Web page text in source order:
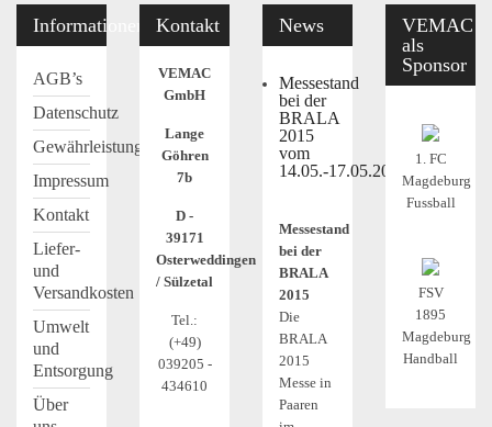
Informationen
AGB’s
Datenschutz
Gewährleistung
Impressum
Kontakt
Liefer-
und
Versandkosten
Umwelt
und
Entsorgung
Über
Kontakt
VEMAC
GmbH
Lange
Göhren
7b
D -
39171
Osterweddingen
/ Sülzetal
Tel.:
(+49)
039205 -
434610
News
Messestand
bei der
BRALA
2015
vom
14.05.-17.05.2015
Messestand
bei der
BRALA
2015
Die
BRALA
2015
Messe in
Paaren
VEMAC
als
Sponsor
1. FC
Magdeburg
Fussball
FSV
1895
Magdeburg
Handball